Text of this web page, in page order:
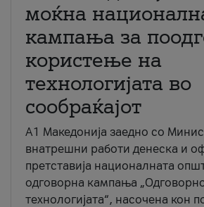
моќна
кампања за
користење на
технологијата во
сообраќајот
A1 Македонија заедно со
внатрешни работи денеска и
претставија националната
одговорна кампања
технологијата“, насочена кон